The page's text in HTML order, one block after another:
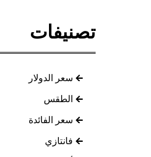
تصنيفات
سعر الدولار
الطقس
سعر الفائدة
فانتازي